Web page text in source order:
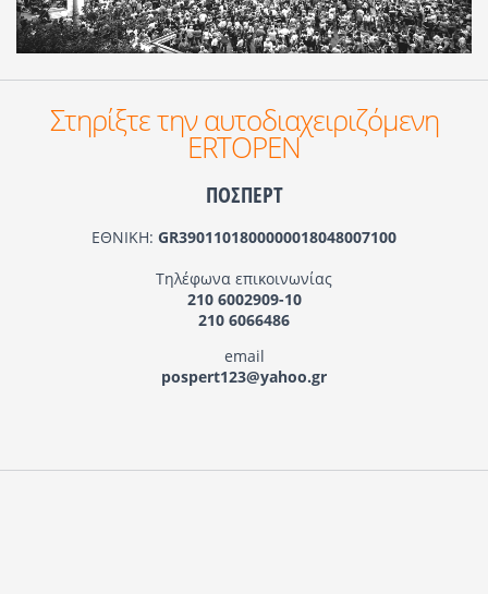
Στηρίξτε την αυτοδιαχειριζόμενη
ERTOPEN
ΠΟΣΠΕΡΤ
ΕΘΝΙΚΗ: GR3901101800000018048007100
Τηλέφωνα επικοινωνίας
210 6002909-10
210 6066486
email
pospert123@yahoo.gr